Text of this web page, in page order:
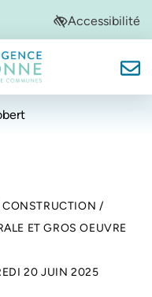
onglet)onglet)Accessibilité
Garonne
CONSTRUCTION /
ET GROS OEUVRE
20 JUIN 2025